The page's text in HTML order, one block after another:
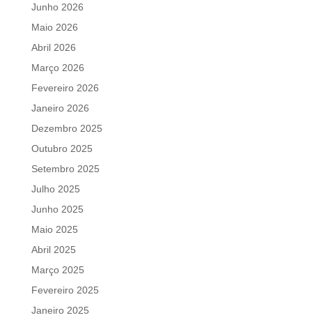
Junho 2026
Maio 2026
Abril 2026
Março 2026
Fevereiro 2026
Janeiro 2026
Dezembro 2025
Outubro 2025
Setembro 2025
Julho 2025
Junho 2025
Maio 2025
Abril 2025
Março 2025
Fevereiro 2025
Janeiro 2025